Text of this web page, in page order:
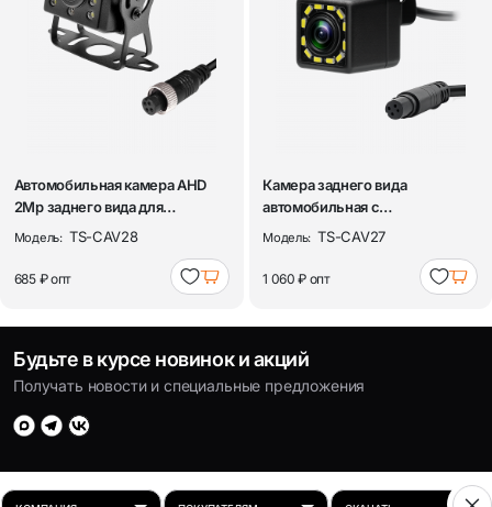
Автомобильная камера AHD
2Mp заднего вида для
грузового и ко...
Модель: TS-CAV28
685 ₽опт
Камера заднего вида
автомобильная с
динамической разметкой 7...
Модель: TS-CAV27
1 060 ₽ опт
Будьте в курсе новинок и акций
Получать новости и специальные предложения